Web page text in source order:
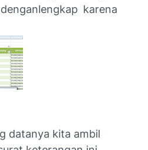
karena
datanya kita ambil